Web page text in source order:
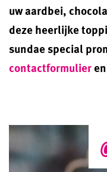
uw aardbei,
deze heerlijke
sundae special
contactformulier